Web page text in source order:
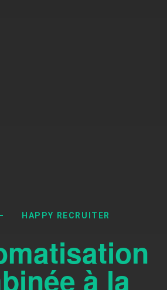
HAPPY RECRUITER
à la